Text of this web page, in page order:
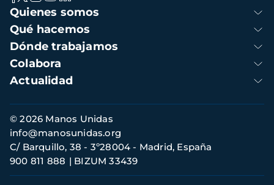
Navegación
principal
Quienes somos
Qué hacemos
Dónde trabajamos
Colabora
Actualidad
Información
de
contacto
© 2026 Manos Unidas
C/ Barquillo, 38 - 3º28004 - Madrid, España
900 811 888
BIZUM 33439
info@manosunidas.org